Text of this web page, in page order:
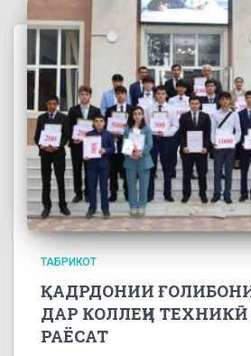
ТАБРИКОТ
ҚАДРДОНИИ
ДАР КОЛЛЕҶИ ТЕХНИКӢ
РАЁСАТ